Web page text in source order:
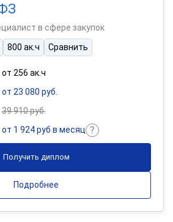
в сфере закупок
800 ак.ч Сравнить
от 256 ак.ч
от 23 080 руб.
39 910 руб.
от 1 924 руб в месяц
Получить диплом
Подробнее